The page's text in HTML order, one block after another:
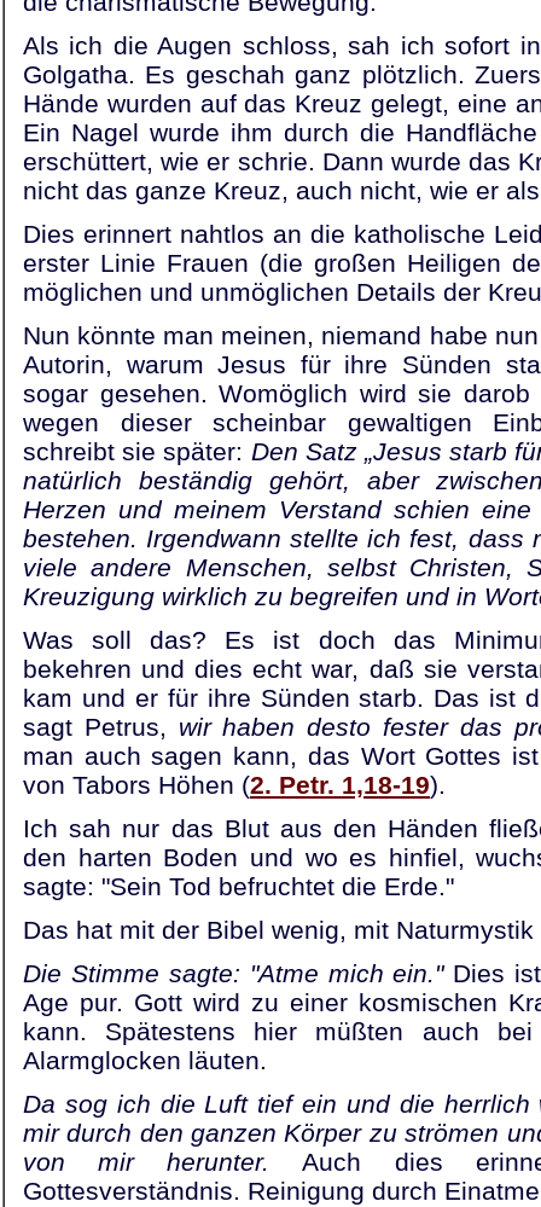
Als ich die Augen schloss, sah ich sofort
Golgatha. Es geschah ganz plötzlich.
Hände wurden auf das Kreuz gelegt, eine
Ein Nagel wurde ihm durch die
erschüttert, wie er schrie. Dann wurde das
nicht das ganze Kreuz, auch nicht, wie er
Dies erinnert nahtlos an die katholische
erster Linie Frauen (die großen Heiligen
möglichen und unmöglichen Details der
Nun könnte man meinen, niemand habe
Autorin, warum Jesus für ihre Sünden
sogar gesehen. Womöglich wird sie
wegen dieser scheinbar gewaltigen
schreibt sie später: Den Satz „Jesus starb
natürlich beständig gehört, aber
Herzen und meinem Verstand schien
bestehen. Irgendwann stellte ich fest, dass
viele andere Menschen, selbst Christen,
Kreuzigung wirklich zu begreifen und in
Was soll das? Es ist doch das
bekehren und dies echt war, daß sie
kam und er für ihre Sünden starb. Das ist
sagt Petrus, wir haben desto fester das
man auch sagen kann, das Wort Gottes
von Tabors Höhen (2. Petr. 1,18-19).
Ich sah nur das Blut aus den Händen
den harten Boden und wo es hinfiel,
sagte: "Sein Tod befruchtet die Erde."
Das hat mit der Bibel wenig, mit
Die Stimme sagte: "Atme mich ein." Dies
Age pur. Gott wird zu einer kosmischen
kann. Spätestens hier müßten auch
Alarmglocken läuten.
Da sog ich die Luft tief ein und die herrlich
mir durch den ganzen Körper zu strömen
von mir herunter.Auch dies
Gottesverständnis. Reinigung durch